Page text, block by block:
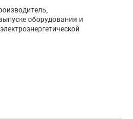
оборудования и